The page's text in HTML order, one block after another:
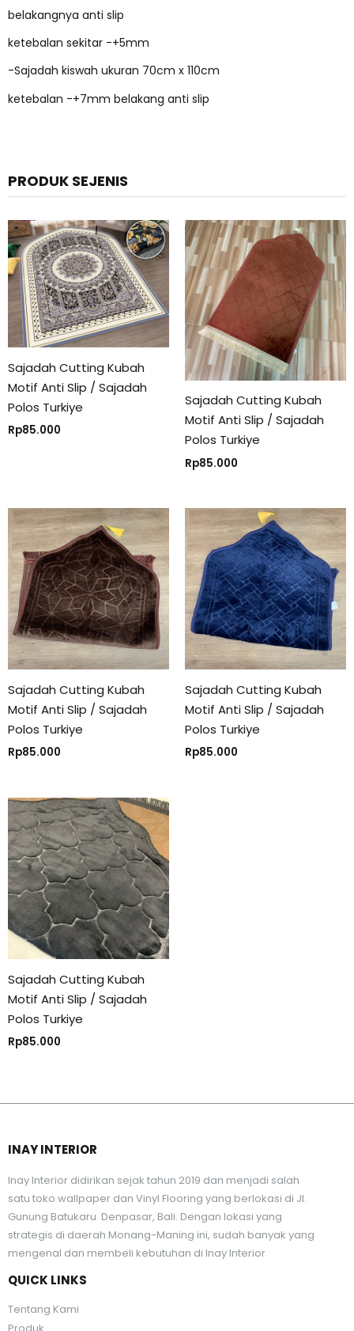
belakangnya anti slip
ketebalan sekitar -+5mm
-Sajadah kiswah ukuran 70cm x 110cm
ketebalan -+7mm belakang anti slip
PRODUK SEJENIS
Sajadah Cutting Kubah
Motif Anti Slip / Sajadah
Polos Turkiye
Rp85.000
Sajadah Cutting Kubah
Motif Anti Slip / Sajadah
Polos Turkiye
Rp85.000
Sajadah Cutting Kubah
Motif Anti Slip / Sajadah
Polos Turkiye
Rp85.000
Sajadah Cutting Kubah
Motif Anti Slip / Sajadah
Polos Turkiye
Rp85.000
Sajadah Cutting Kubah
Motif Anti Slip / Sajadah
Polos Turkiye
Rp85.000
INAY INTERIOR
Inay Interior didirikan sejak tahun 2019 dan menjadi salah
satu toko wallpaper dan Vinyl Flooring yang berlokasi di Jl.
Gunung Batukaru Denpasar, Bali. Dengan lokasi yang
strategis di daerah Monang-Maning ini, sudah banyak yang
mengenal dan membeli kebutuhan di Inay Interior
QUICK LINKS
Tentang Kami
Produk